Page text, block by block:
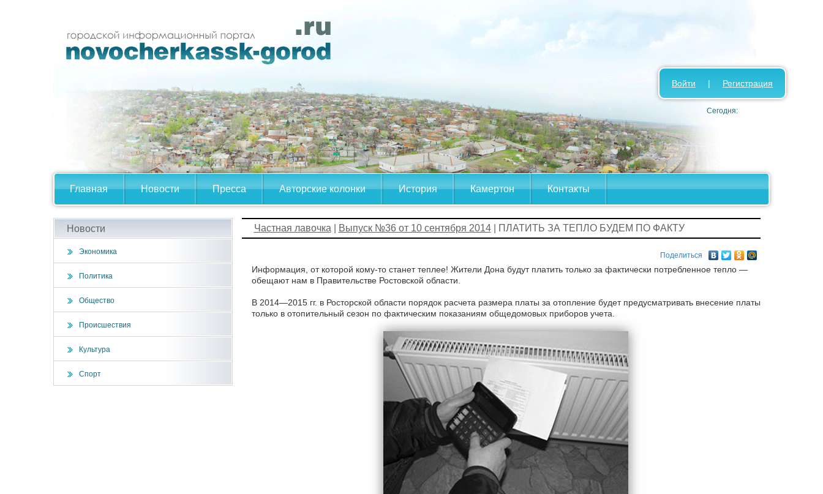
Главная Новости Пресса Авторские колонки История Камертон Контакты
Войти | Регистрация
Сегодня:
Новости
Экономика
Политика
Общество
Происшествия
Культура
Спорт
Частная лавочка Выпуск №36 от 10 сентября 2014| ПЛАТИТЬ ЗА ТЕПЛО БУДЕМ ПО ФАКТУ
Поделиться
Информация, от которой кому-то станет теплее! Жители Дона будут платить только за фактически потребленное тепло —
обещают нам в Правительстве Ростовской области.
В 2014—2015 гг. в Росторской области порядок расчета размера платы за отопление будет предусматривать внесение платы
только в отопительный сезон по фактическим показаниям общедомовых приборов учета.